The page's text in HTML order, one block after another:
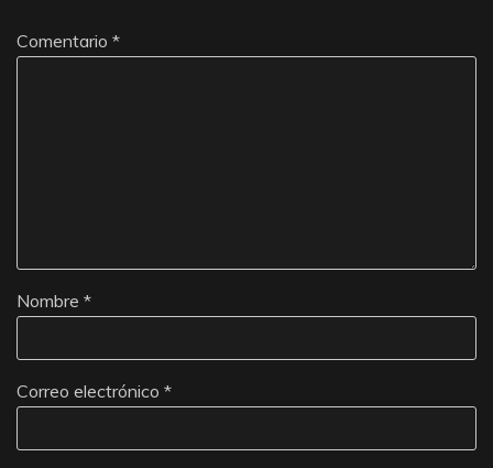
Comentario *
Nombre *
Correo electrónico *